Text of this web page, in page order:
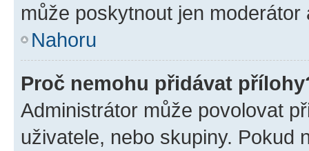
může poskytnout jen
Nahoru
Proč nemohu přidávat
Administrátor může povolovat
uživatele, nebo skupiny. Pokud